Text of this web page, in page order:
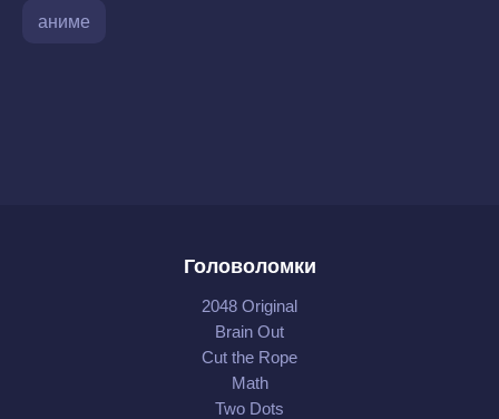
аниме
Головоломки
2048 Original
Brain Out
Cut the Rope
Math
Two Dots